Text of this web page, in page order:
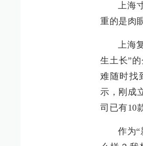
上海
重的是肉
上海
生土长”
难随时找
示，刚成
司已有10
作为